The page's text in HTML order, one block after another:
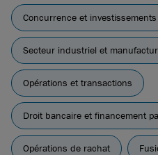
Concurrence et
Secteur industriel et
Opérations et transactions
Droit bancaire et financement
Opérations de rachat